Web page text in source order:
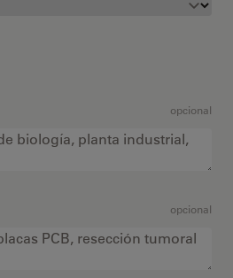
opcional
opcional